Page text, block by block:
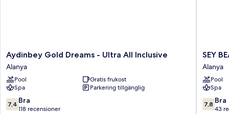
Aydinbey
Gold
Dreams
-
Ultra
All
Inclusive
Aydinbey Gold Dreams - Ultra All Inclusive
Alanya
Pool
Gratis frukost
Spa
Parkering tillgänglig
7.4
av
7,4 Bra
118 recensioner
SEY
BEACH
HOTEL
&SPA
Alanya
SEY
Alanya
Pool
Spa
7.8
av
7,8 Bra
43